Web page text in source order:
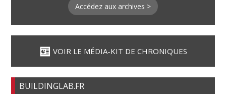
Accédez aux archives >
VOIR LE MÉDIA-KIT DE CHRONIQUES
BUILDINGLAB.FR